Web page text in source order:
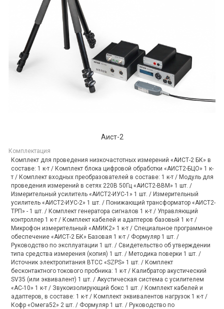
Аист-2
Комплектация
Комплект для проведения низкочастотных измерений «АИСТ-2 БК» в
составе: 1 к-т / Комплект блока цифровой обработки «АИСТ2-БЦО» 1 к-
т / Комплект входных преобразователей в составе: 1 к-т / Модуль для
проведения измерений в сетях 220В 50Гц «АИСТ2-ВВМ» 1 шт. /
Измерительный усилитель «АИСТ2-ИУС-1» 1 шт. / Измерительный
усилитель «АИСТ2-ИУС-2» 1 шт. / Понижающий трансформатор «АИСТ2-
ТРП» - 1 шт. / Комплект генератора сигналов 1 к-т / Управляющий
контроллер 1 к-т / Комплект кабелей и адаптеров базовый 1 к-т /
Микрофон измерительный «АМИК2» 1 к-т / Специальное программное
обеспечение «АИСТ-2 БК» Базовая 1 к-т / Формуляр 1 шт. /
Руководство по эксплуатации 1 шт. / Свидетельство об утверждении
типа средства измерения (копия) 1 шт. / Методика поверки 1 шт. /
Источник электропитания ВТСС «SZPS» 1 шт. / Комплект
бесконтактного токового пробника: 1 к-т / Калибратор акустический
SV35 (или эквивалент) 1 шт. / Акустическая система с усилителем
«АС-10» 1 к-т / Звукоизолирующий бокс 1 шт. / Комплект кабелей и
адаптеров, в составе: 1 к-т / Комплект эквивалентов нагрузок 1 к-т /
Кофр «Омега52» 2 шт. / Формуляр 1 шт. / Руководство по